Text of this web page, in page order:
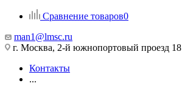
Сравнение товаров0
man1@lmsc.ru
г. Москва, 2-й южнопортовый проезд 18
Контакты
...